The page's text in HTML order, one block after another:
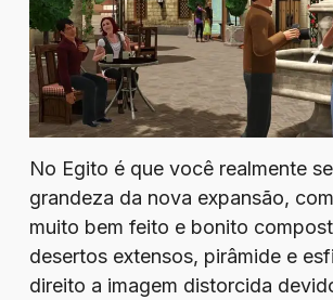
No Egito é que você realmente
grandeza da nova expansão,
muito bem feito e bonito
desertos extensos, pirâmide e
direito a imagem distorcida